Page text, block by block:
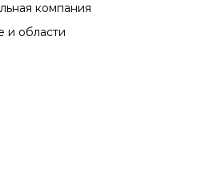
компания
и области